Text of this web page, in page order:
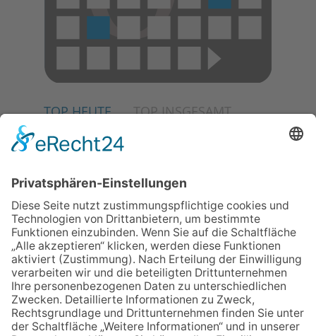
TOP HEUTE TOP INSGESAMT
02.07.2026
04.06.2026
Junge Musiker erringen Sieg
beim Mendelssohn-
Wettbewerb
23.07.2026
Partnerschaftsverein
Kronberg-Aberystwyth feiert
30-Jähriges
13.05.2026
GEWINNSPIEL
06.08.2026
„Die Globale Märchenstraße“:
Workshopreihe in der